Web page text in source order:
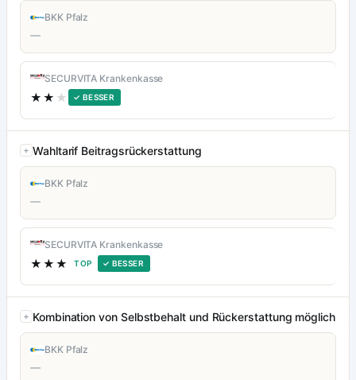
BKK Pfalz
—
SECURVITA Krankenkasse
★★ ★ ✓ BESSER
Wahltarif Beitragsrückerstattung
BKK Pfalz
—
SECURVITA Krankenkasse
★★★ TOP ✓ BESSER
Kombination von Selbstbehalt und Rückerstattung möglich
BKK Pfalz
—